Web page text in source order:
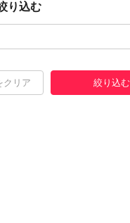
り込む
クリア 絞り込む